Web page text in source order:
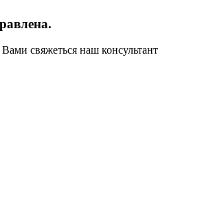
свяжеться наш консультант